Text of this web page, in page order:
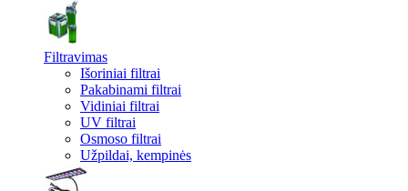
Filtravimas
Išoriniai filtrai
Pakabinami filtrai
Vidiniai filtrai
UV filtrai
Osmoso filtrai
Užpildai, kempinės